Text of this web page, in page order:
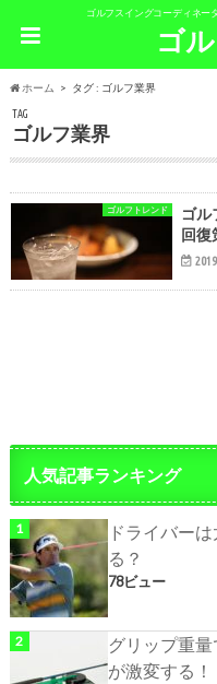
ゴルフスイングコーディネー
ゴ
ホーム タグ : ゴルフ業界
TAG
ゴルフ業界
ゴルフトレンド
ゴル
回復
人気記事ランキング
ドライバー
る？
78ビュー
グリップ重
が激変する！